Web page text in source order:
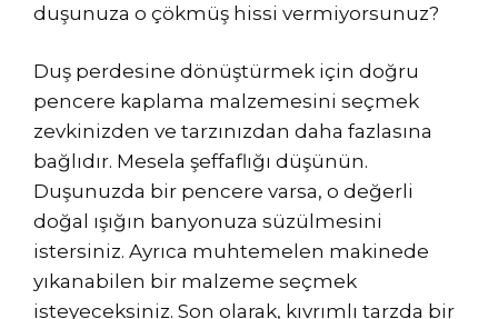
duşunuza o çökmüş hissi vermiyorsunuz?
Duş perdesine dönüştürmek için doğru
pencere kaplama malzemesini seçmek
zevkinizden ve tarzınızdan daha fazlasına
bağlıdır. Mesela şeffaflığı düşünün.
Duşunuzda bir pencere varsa, o değerli
doğal ışığın banyonuza süzülmesini
istersiniz. Ayrıca muhtemelen makinede
yıkanabilen bir malzeme seçmek
isteyeceksiniz. Son olarak, kıvrımlı tarzda bir